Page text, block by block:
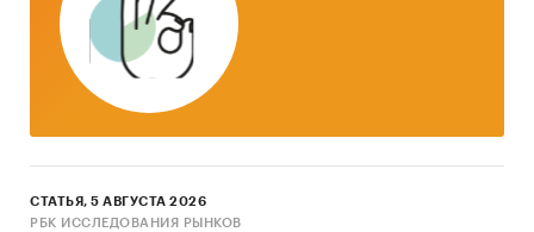
производства сжиженных технических газов
по итогам 2016 г. его доля составила 97%.
Динамика рынка промышленных газов
Кемеровской области во многом схожа с
тенденциям.
СТАТЬЯ, 5 АВГУСТА 2026
РБК ИССЛЕДОВАНИЯ РЫНКОВ